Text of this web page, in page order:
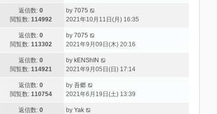
返信数:0
閲覧数: 114992
by 7075
2021年10月11日(月) 16:35
返信数:0
閲覧数: 113302
by 7075
2021年9月09日(木) 20:16
返信数:0
閲覧数: 114921
by kENShIN
2021年9月05日(日) 17:14
返信数:0
閲覧数: 110754
by 吾郷
2021年6月19日(土) 13:39
返信数:0
by Yak